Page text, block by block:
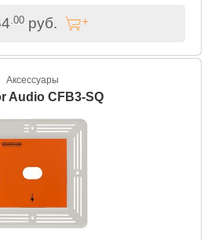
.00руб.
Аксессуары
Audio CFB3-SQ